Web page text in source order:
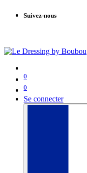
Suivez-nous
0
0
Se connecter